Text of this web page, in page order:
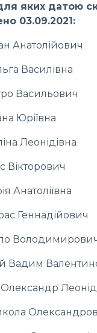
яких датою
03.09.2021:
Анатолійович
Василівна
Васильович
Юріївна
Леонідівна
Анатоліївна
Геннадійович
Вадим